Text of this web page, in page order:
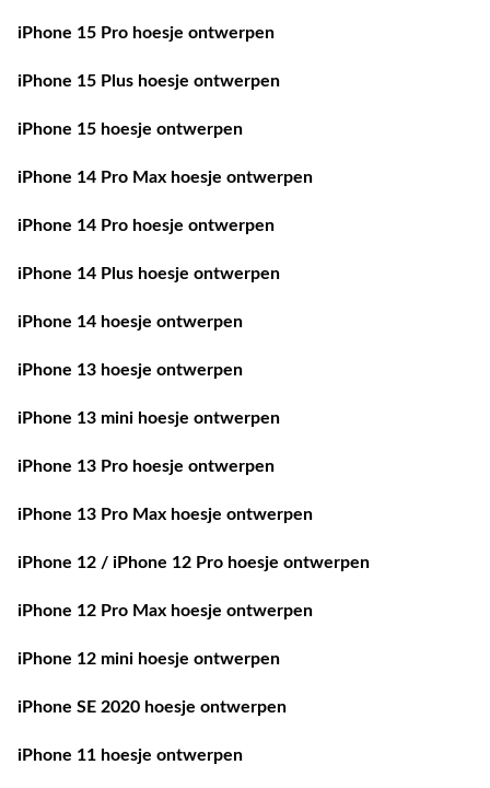
iPhone 15 Pro hoesje ontwerpen
iPhone 15 Plus hoesje ontwerpen
iPhone 15 hoesje ontwerpen
iPhone 14 Pro Max hoesje ontwerpen
iPhone 14 Pro hoesje ontwerpen
iPhone 14 Plus hoesje ontwerpen
iPhone 14 hoesje ontwerpen
iPhone 13 hoesje ontwerpen
iPhone 13 mini hoesje ontwerpen
iPhone 13 Pro hoesje ontwerpen
iPhone 13 Pro Max hoesje ontwerpen
iPhone 12 / iPhone 12 Pro hoesje ontwerpen
iPhone 12 Pro Max hoesje ontwerpen
iPhone 12 mini hoesje ontwerpen
iPhone SE 2020 hoesje ontwerpen
iPhone 11 hoesje ontwerpen